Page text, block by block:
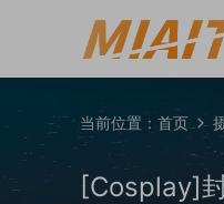
当前位置： 首页
[Cosplay]